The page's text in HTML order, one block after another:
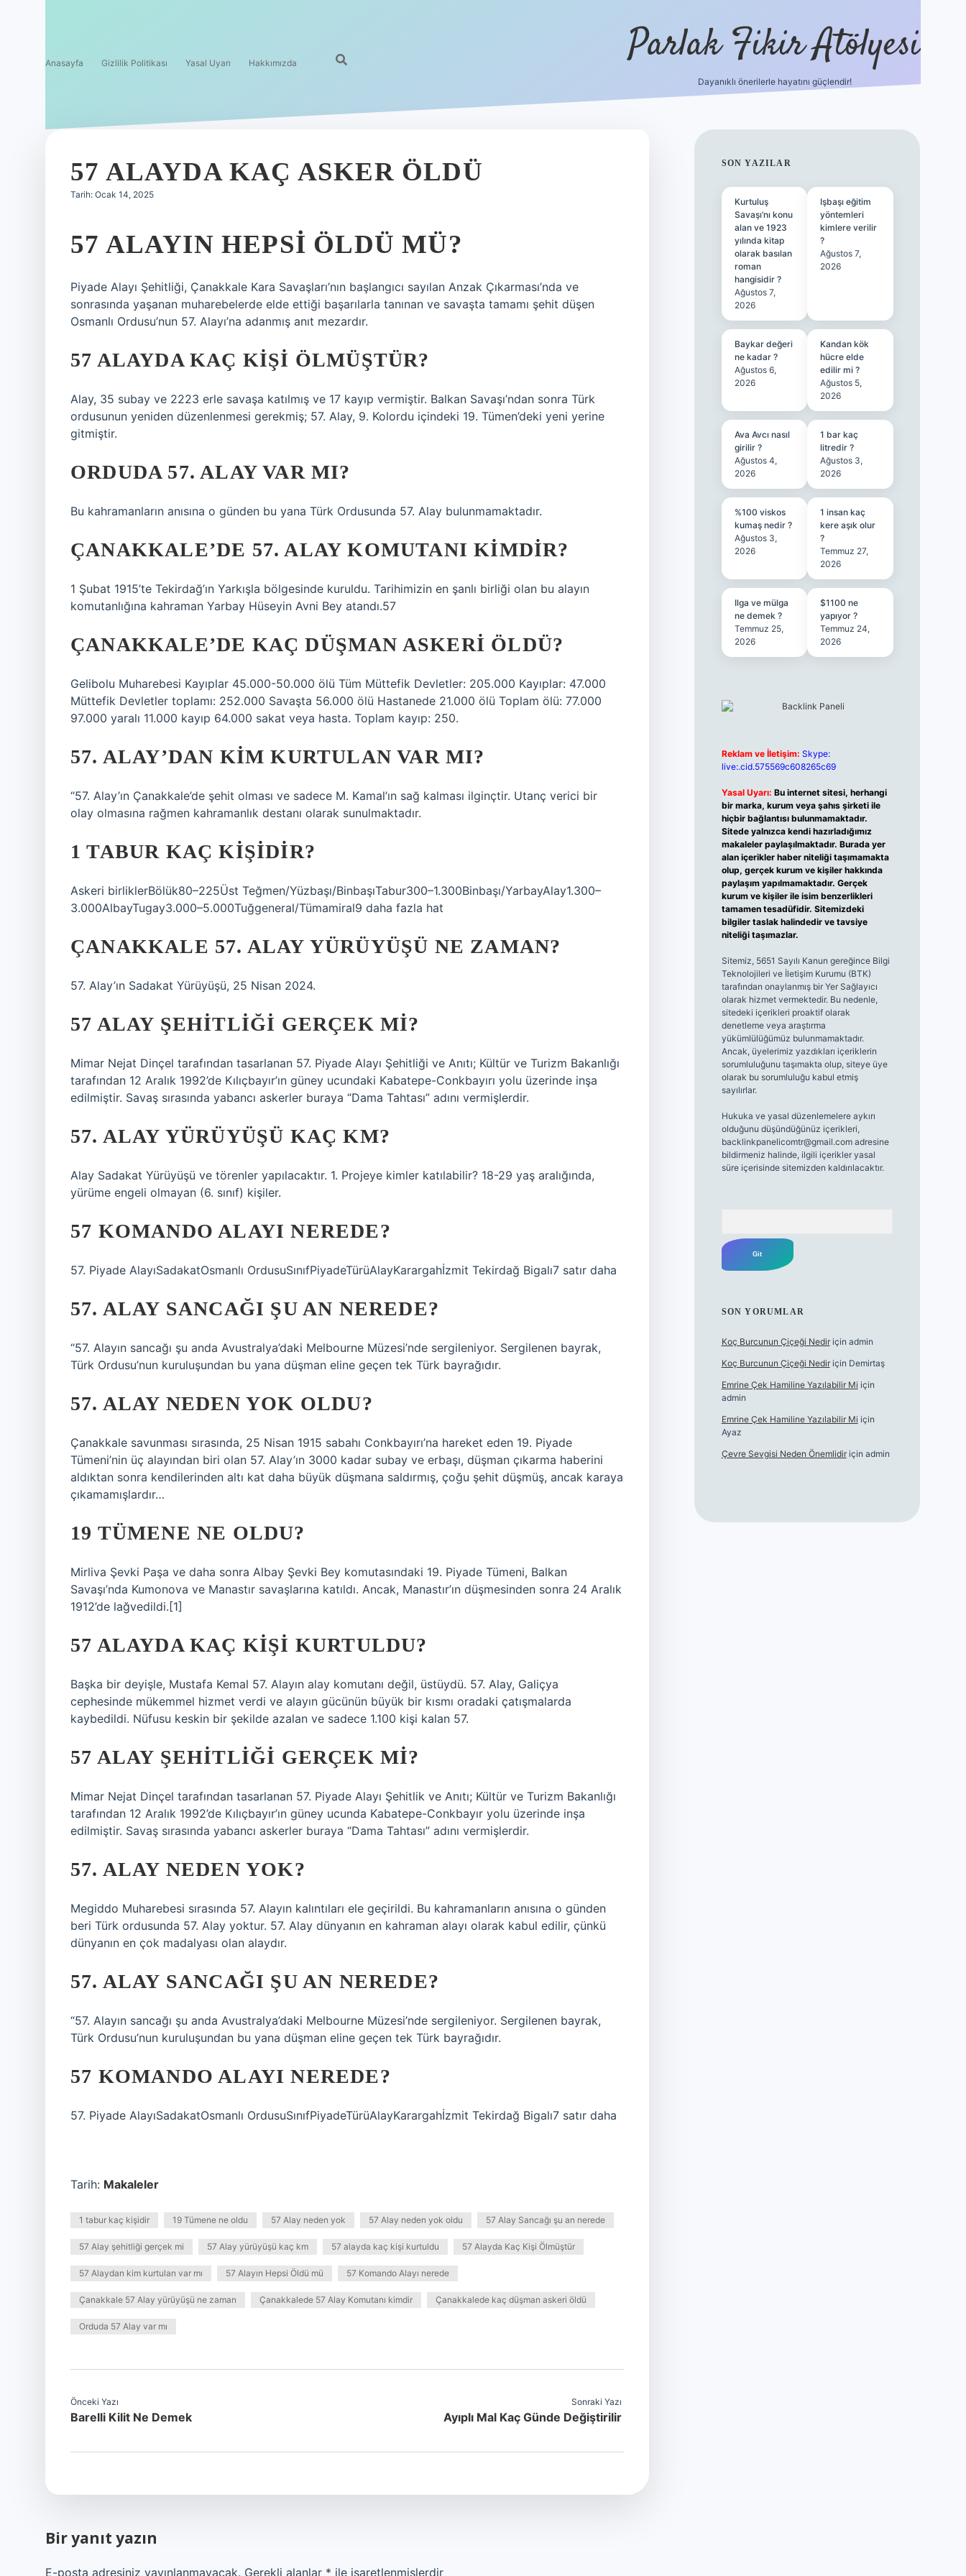
Anasayfa Gizlilik Politikası Yasal Uyarı Hakkımızda Parlak Fikir Atölyesi
Dayanıklı önerilerle hayatını güçlendir!
57 ALAYDA KAÇ ASKER ÖLDÜ
Tarih: Ocak 14, 2025
57 ALAYIN HEPSI ÖLDÜ MÜ?
Piyade Alayı Şehitliği, Çanakkale Kara Savaşları’nın başlangıcı sayılan Anzak Çıkarması’nda ve
sonrasında yaşanan muharebelerde elde ettiği başarılarla tanınan ve savaşta tamamı şehit düşen
Osmanlı Ordusu’nun 57. Alayı’na adanmış anıt mezardır.
57 ALAYDA KAÇ KIŞI ÖLMÜŞTÜR?
Alay, 35 subay ve 2223 erle savaşa katılmış ve 17 kayıp vermiştir. Balkan Savaşı’ndan sonra Türk
ordusunun yeniden düzenlenmesi gerekmiş; 57. Alay, 9. Kolordu içindeki 19. Tümen’deki yeni yerine
gitmiştir.
ORDUDA 57. ALAY VAR MI?
Bu kahramanların anısına o günden bu yana Türk Ordusunda 57. Alay bulunmamaktadır.
ÇANAKKALE’DE 57. ALAY KOMUTANI KIMDIR?
1 Şubat 1915’te Tekirdağ’ın Yarkışla bölgesinde kuruldu. Tarihimizin en şanlı birliği olan bu alayın
komutanlığına kahraman Yarbay Hüseyin Avni Bey atandı.57
ÇANAKKALE’DE KAÇ DÜŞMAN ASKERI ÖLDÜ?
Gelibolu Muharebesi Kayıplar 45.000-50.000 ölü Tüm Müttefik Devletler: 205.000 Kayıplar: 47.000
Müttefik Devletler toplamı: 252.000 Savaşta 56.000 ölü Hastanede 21.000 ölü Toplam ölü: 77.000
97.000 yaralı 11.000 kayıp 64.000 sakat veya hasta. Toplam kayıp: 250.
57. ALAY’DAN KIM KURTULAN VAR MI?
“57. Alay’ın Çanakkale’de şehit olması ve sadece M. Kamal’ın sağ kalması ilginçtir. Utanç verici bir
olay olmasına rağmen kahramanlık destanı olarak sunulmaktadır.
1 TABUR KAÇ KIŞIDIR?
Askeri birliklerBölük80–225Üst Teğmen/Yüzbaşı/BinbaşıTabur300–1.300Binbaşı/YarbayAlay1.300–
3.000AlbayTugay3.000–5.000Tuğgeneral/Tümamiral9 daha fazla hat
ÇANAKKALE 57. ALAY YÜRÜYÜŞÜ NE ZAMAN?
57. Alay’ın Sadakat Yürüyüşü, 25 Nisan 2024.
57 ALAY ŞEHITLIĞI GERÇEK MI?
Mimar Nejat Dinçel tarafından tasarlanan 57. Piyade Alayı Şehitliği ve Anıtı; Kültür ve Turizm Bakanlığı
tarafından 12 Aralık 1992’de Kılıçbayır’ın güney ucundaki Kabatepe-Conkbayırı yolu üzerinde inşa
edilmiştir. Savaş sırasında yabancı askerler buraya “Dama Tahtası” adını vermişlerdir.
57. ALAY YÜRÜYÜŞÜ KAÇ KM?
Alay Sadakat Yürüyüşü ve törenler yapılacaktır. 1. Projeye kimler katılabilir? 18-29 yaş aralığında,
yürüme engeli olmayan (6. sınıf) kişiler.
57 KOMANDO ALAYI NEREDE?
57. Piyade AlayıSadakatOsmanlı OrdusuSınıfPiyadeTürüAlayKarargahİzmit Tekirdağ Bigalı7 satır daha
57. ALAY SANCAĞI ŞU AN NEREDE?
“57. Alayın sancağı şu anda Avustralya’daki Melbourne Müzesi’nde sergileniyor. Sergilenen bayrak,
Türk Ordusu’nun kuruluşundan bu yana düşman eline geçen tek Türk bayrağıdır.
57. ALAY NEDEN YOK OLDU?
Çanakkale savunması sırasında, 25 Nisan 1915 sabahı Conkbayırı’na hareket eden 19. Piyade
Tümeni’nin üç alayından biri olan 57. Alay’ın 3000 kadar subay ve erbaşı, düşman çıkarma haberini
aldıktan sonra kendilerinden altı kat daha büyük düşmana saldırmış, çoğu şehit düşmüş, ancak karaya
çıkamamışlardır…
19 TÜMENE NE OLDU?
Mirliva Şevki Paşa ve daha sonra Albay Şevki Bey komutasındaki 19. Piyade Tümeni, Balkan
Savaşı’nda Kumonova ve Manastır savaşlarına katıldı. Ancak, Manastır’ın düşmesinden sonra 24 Aralık
1912’de lağvedildi.[1]
57 ALAYDA KAÇ KIŞI KURTULDU?
Başka bir deyişle, Mustafa Kemal 57. Alayın alay komutanı değil, üstüydü. 57. Alay, Galiçya
cephesinde mükemmel hizmet verdi ve alayın gücünün büyük bir kısmı oradaki çatışmalarda
kaybedildi. Nüfusu keskin bir şekilde azalan ve sadece 1.100 kişi kalan 57.
57 ALAY ŞEHITLIĞI GERÇEK MI?
Mimar Nejat Dinçel tarafından tasarlanan 57. Piyade Alayı Şehitlik ve Anıtı; Kültür ve Turizm Bakanlığı
tarafından 12 Aralık 1992’de Kılıçbayır’ın güney ucunda Kabatepe-Conkbayır yolu üzerinde inşa
edilmiştir. Savaş sırasında yabancı askerler buraya “Dama Tahtası” adını vermişlerdir.
57. ALAY NEDEN YOK?
Megiddo Muharebesi sırasında 57. Alayın kalıntıları ele geçirildi. Bu kahramanların anısına o günden
beri Türk ordusunda 57. Alay yoktur. 57. Alay dünyanın en kahraman alayı olarak kabul edilir, çünkü
dünyanın en çok madalyası olan alaydır.
57. ALAY SANCAĞI ŞU AN NEREDE?
“57. Alayın sancağı şu anda Avustralya’daki Melbourne Müzesi’nde sergileniyor. Sergilenen bayrak,
Türk Ordusu’nun kuruluşundan bu yana düşman eline geçen tek Türk bayrağıdır.
57 KOMANDO ALAYI NEREDE?
57. Piyade AlayıSadakatOsmanlı OrdusuSınıfPiyadeTürüAlayKarargahİzmit Tekirdağ Bigalı7 satır daha
Tarih: Makaleler
1 tabur kaç kişidir 19 Tümene ne oldu 57 Alay neden yok 57 Alay neden yok oldu 57 Alay Sancağı şu an nerede
57 Alay şehitliği gerçek mi 57 Alay yürüyüşü kaç km 57 alayda kaç kişi kurtuldu 57 Alayda Kaç Kişi Ölmüştür
57 Alaydan kim kurtulan var mı 57 Alayın Hepsi Öldü mü 57 Komando Alayı nerede
Çanakkale 57 Alay yürüyüşü ne zaman Çanakkalede 57 Alay Komutanı kimdir Çanakkalede kaç düşman askeri öldü
Orduda 57 Alay var mı
Önceki Yazı
Barelli Kilit Ne Demek
Sonraki Yazı
Ayıplı Mal Kaç Günde Değiştirilir
Bir yanıt yazın
E-posta adresiniz yayınlanmayacak. Gerekli alanlar * ile işaretlenmişlerdir
SIDEBAR
SON YAZILAR
Kurtuluş
Savaşı’nı konu
alan ve 1923
yılında kitap
olarak basılan
roman
hangisidir ?
Ağustos 7,
2026
Işbaşı eğitim
yöntemleri
kimlere verilir
?
Ağustos 7,
2026
Baykar değeri
ne kadar ?
Ağustos 6,
2026
Kandan kök
hücre elde
edilir mi ?
Ağustos 5,
2026
Ava Avcı nasıl
girilir ?
Ağustos 4,
2026
1 bar kaç
litredir ?
Ağustos 3,
2026
%100 viskos
kumaş nedir ?
Ağustos 3,
2026
1 insan kaç
kere aşık olur
?
Temmuz 27,
2026
Ilga ve mülga
ne demek ?
Temmuz 25,
2026
$1100 ne
yapıyor ?
Temmuz 24,
2026
Reklam ve İletişim: Skype:
live:.cid.575569c608265c69
Yasal Uyarı: Bu internet sitesi, herhangi
bir marka, kurum veya şahıs şirketi ile
hiçbir bağlantısı bulunmamaktadır.
Sitede yalnızca kendi hazırladığımız
makaleler paylaşılmaktadır. Burada yer
alan içerikler haber niteliği taşımamakta
olup, gerçek kurum ve kişiler hakkında
paylaşım yapılmamaktadır. Gerçek
kurum ve kişiler ile isim benzerlikleri
tamamen tesadüfidir. Sitemizdeki
bilgiler taslak halindedir ve tavsiye
niteliği taşımazlar.
Sitemiz, 5651 Sayılı Kanun gereğince Bilgi
Teknolojileri ve İletişim Kurumu (BTK)
tarafından onaylanmış bir Yer Sağlayıcı
olarak hizmet vermektedir. Bu nedenle,
sitedeki içerikleri proaktif olarak
denetleme veya araştırma
yükümlülüğümüz bulunmamaktadır.
Ancak, üyelerimiz yazdıkları içeriklerin
sorumluluğunu taşımakta olup, siteye üye
olarak bu sorumluluğu kabul etmiş
sayılırlar.
Hukuka ve yasal düzenlemelere aykırı
olduğunu düşündüğünüz içerikleri,
backlinkpanelicomtr@gmail.comadresine
bildirmeniz halinde, ilgili içerikler yasal
süre içerisinde sitemizden kaldırılacaktır.
SON YORUMLAR
Koç Burcunun Çiçeği Nediriçin admin
Koç Burcunun Çiçeği Nediriçin Demirtaş
Emrine Çek Hamiline Yazılabilir Mi için
admin
Emrine Çek Hamiline Yazılabilir Mi için
Ayaz
Çevre Sevgisi Neden Önemlidiriçin admin
ilbet